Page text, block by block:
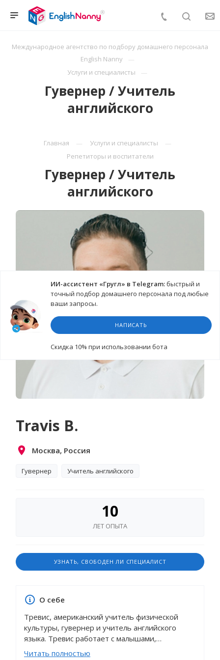
Международное агентство по подбору домашнего персонала
English Nanny
Услуги и специалисты
Гувернер / Учитель
английского
Главная
Услуги и специалисты
Репетиторы и воспитатели
Гувернер / Учитель
английского
ИИ-ассистент «Гругл» в Telegram:быстрый и
точный подбор домашнего персонала под любые
ваши запросы.
НАПИСАТЬ
Cкидка 10% при использовании бота
Travis B.
Москва, Россия
Гувернер Учитель английского
10
ЛЕТ ОПЫТА
УЗНАТЬ, СВОБОДЕН ЛИ СПЕЦИАЛИСТ
О себе
Тревис, американский учитель физической
культуры, гувернер и учитель английского
языка. Тревис работает с малышами,
дошкольниками и школьниками разных
Читать полностью